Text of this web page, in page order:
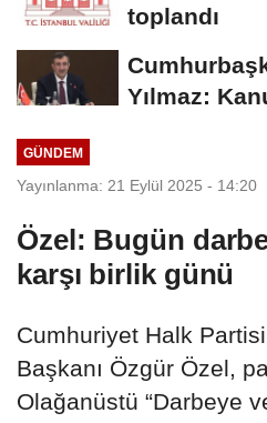
toplandı
Yılmaz:
GÜNDEM
Yayınlanma: 21 Eylül 2025 - 14:20
Özel: Bugün
karşı birlik günü
Cumhuriyet Halk
Başkanı Özgür Özel,
Olağanüstü “Darbeye